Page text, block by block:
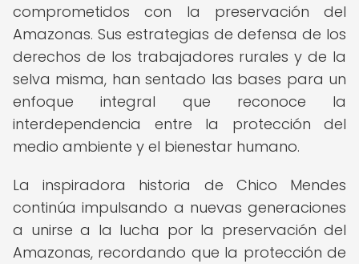
comprometidos con la preservación del
Amazonas. Sus estrategias de defensa de los
derechos de los trabajadores rurales y de la
selva misma, han sentado las bases para un
enfoque integral que reconoce la
interdependencia entre la protección del
medio ambiente y el bienestar humano.
La inspiradora historia de Chico Mendes
continúa impulsando a nuevas generaciones
a unirse a la lucha por la preservación del
Amazonas, recordando que la protección de